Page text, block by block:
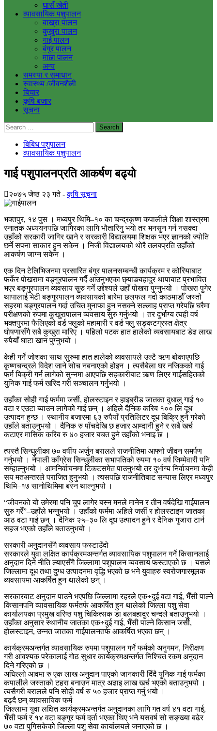
घासँ खेती
व्यावसायिक पशुपालन
बाख्रा पालन
कुखुरा पालन
गाई पालन
बंगुर पालन
माछा पालन
अन्य
समस्या र समाधान
स्वास्थ्य /जीवनशैली
बिचार
कृषि बजार
सूचना
Search
for:
बिबिध पशुपालन
व्यावसायिक पशुपालन
गाई पशुपालनप्रति आकर्षण बढ्यो
२०७५ जेष्ठ २३ गते कृषि सूचना
भक्तपुर, १४ पुस । मध्यपुर थिमि–१० का चन्द्रकृष्ण कपालीले शिक्षा शास्त्रमा
स्नातक अध्ययनपछि जागिरका लागि भौतारिनु भयो तर भनसुन गर्न नसक्दा
उहाँको सरकारी जागिर खाने र सरकारी विद्यालयमा शिक्षक भएर ज्ञानको ज्योति
छर्ने सपना साकार हुन सकेन । निजी विद्यालयको थोरै तलबप्रति उहाँको
आकर्षण जाग्न सकेन ।
एक दिन टेलिभिजनमा प्रसारित बंगुर पालनसम्बन्धी कार्यक्रम र कोरियाबाट
फर्केर पोखरामा बङ्गुरपालन गर्दै आउनुभएका छ्याङबहादुर थापाबाट प्रभावित
भएर बङ्गुरपालन व्यवसाय सुरु गर्ने उद्देश्यले उहाँ पोखरा पुग्नुभयो । पोखरा पुगेर
थापालाई भेटी बङ्गुरपालन व्यवसायको बारेमा छलफल गर्दा काठमाडौँ जस्तो
सहरमा बङ्गुरपालन गर्दा उचित मुनाफा हुन नसक्ने सल्लाह प्राप्त गरेपछि घरैमा
परीक्षणको रुपमा कुखुरापालन व्यवसाय सुरु गर्नुभयो । तर दुर्भाग्य त्यही वर्ष
भक्तपुरमा फैलिएको वर्ड फ्लुको महामारी र वर्ड फ्लु सङ्कटग्रस्त क्षेत्र
घोषणासँगै सबै कुखुरा मारिए । पहिलो पटक हात हालेको व्यवसायबाट डेढ लाख
रुपैयाँ घाटा खान पुग्नुभयो ।
केही गर्ने जोशका साथ सुरुमा हात हालेको व्यवसायले उल्टै ऋण बोकाएपछि
कृष्णचन्द्रले विदेश जाने सोच नबनाएको होइन । त्यसैबेला घर नजिकको गाई
फर्म बिक्री गर्न लागेको सुन्नमा आएपछि सहकारीबाट ऋण लिएर गाईसहितको
युनिक गाई फर्म खरिद गरी सञ्चालन गर्नुभयो ।
उहाँका सोही गाई फर्ममा जर्सी, होलस्टाइन र हाइब्रीड जातका दुधालु गाई १०
वटा र एउटा ब्याउन लागेको गाई छन् । अहिले दैनिक करिब १०० लि दूध
उत्पादन हुन्छ । स्थानीय बजारमा ६३ रुपैयाँ प्रतिलिटर दूध बिक्रि हुने गरेको
उहाँले बताउनुभयो । दैनिक रु पाँचदेखि छ हजार आम्दानी हुने र सबै खर्च
कटाएर मासिक करिब रु ४० हजार बचत हुने उहाँको भनाइ छ ।
त्यस्तै सिन्धुलीका ७० वर्षीय अर्जुन बरालले राजनीतिमा आफ्नो जीवन समर्पण
गर्नुभयो । नेपाली काँग्रेस सिन्धुलीका सभापतिको रुपमा १० वर्ष जिम्मेवारी पनि
सम्हाल्नुभयो । आमनिर्वाचनमा टिकटसमेत पाउनुभयो तर दुर्भाग्य निर्वाचनमा केही
सय मतअन्तरले पराजित हुनुभयो । त्यसपछि राजनीतिबाट सन्यास लिएर मध्यपुर
थिमि–१७ सानोथिमिमा बस्न थाल्नुभयो ।
“जीवनको यो उमेरमा पनि चुप लागेर बस्न मनले मानेन र तीन वर्षदेखि गाईपालन
सुरु गरेँ”–उहाँले भन्नुभयो । उहाँको फर्ममा अहिले जर्सी र होलस्टाइन जातका
आठ वटा गाई छन् । दैनिक २५–३० लि दूध उत्पादन हुने र दैनिक गुजारा टार्न
सहज भएको उहाँले बताउनुभयो ।
सरकारी अनुदानसँगै व्यवसाय फस्टाउँदो
सरकारले युवा लक्षित कार्यक्रमअन्तर्गत व्यावसायिक पशुपालन गर्ने किसानलाई
अनुदान दिने नीति ल्याएसँगै जिल्लामा पशुपालन व्यवसाय फस्टाएको छ । यसले
जिल्लामा दूध तथा दुग्ध उत्पादनमा वृद्धि भएको छ भने युवाहरु स्वरोजगारमूलक
व्यवसायमा आकर्षित हुन थालेको छन् ।
सरकारबाट अनुदान पाउने भएपछि जिल्लामा रहरले एक÷दुई वटा गाई, भैँसी पाल्ने
किसानपनि व्यावसायिक फर्मतर्फ आकर्षित हुन थालेको जिल्ला पशु सेवा
कार्यालयका प्रमुख वरिष्ठ पशु चिकित्सक डा बलबहादुर चन्दले बताउनुभयो ।
उहाँका अनुसार स्थानीय जातका एक÷दुई गाई, भैँसी पाल्ने किसान जर्सी,
होलस्टाइन, उन्नत जातका गाईपालनतर्फ आकर्षित भएका छन् ।
कार्यक्रमअन्तर्गत व्यावसायिक रुपमा पशुपालन गर्ने फर्मको अनुगमन, निरीक्षण
गरी आवश्यक परेकालाई गोठ सुधार कार्यक्रमअन्तर्गत निश्चित रकम अनुदान
दिने गरिएको छ ।
अघिल्लो आवमा रु एक लाख अनुदान पाएको जानकारी दिँदै युनिक गाई फर्मका
कपालीले जस्ताको टहरा बनाउन मात्र अढाइ लाख खर्च भएको बताउनुभयो ।
त्यसैगरी बरालले पनि सोही वर्ष रु ५० हजार प्राप्त गर्नु भयो ।
बढ्दै छन् व्यावसायिक फर्म
जिल्लामा युवा लक्षित कार्यक्रमअन्तर्गत अनुदानका लागि गत वर्ष ४१ वटा गाई,
भैँसी फर्म र १४ वटा बङ्गुर फर्म दर्ता भएका थिए भने यसवर्ष सो सङ्ख्या बढेर
७० वटा पुगिसकेको जिल्ला पशु सेवा कार्यालयले जनाएको छ ।